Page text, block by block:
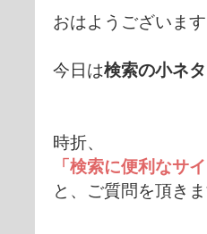
おはようございま
今日は検索の小ネタ
時折、
「検索に便利なサ
と、ご質問を頂き